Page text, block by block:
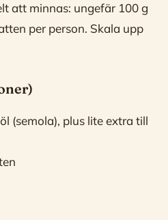
att minnas: ungefär 100 g
per person. Skala upp
(semola), plus lite extra till